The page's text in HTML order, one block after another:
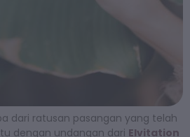
dari ratusan pasangan yang telah
dengan undangan dari Elvitation